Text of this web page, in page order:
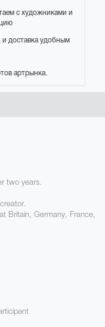
с художниками и
доставка удобным
артрынка.
two years.
Britain, Germany, France,